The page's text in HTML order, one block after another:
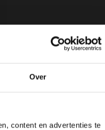
Over
content en advertenties te
, we helpen en
Care for